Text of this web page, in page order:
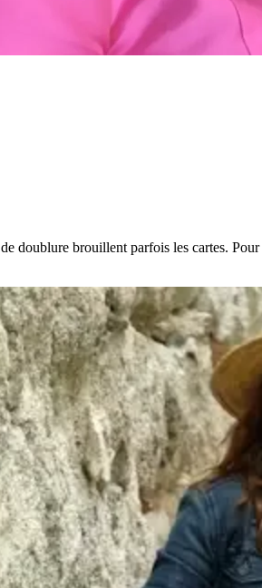
doublure brouillent parfois les cartes. Pour